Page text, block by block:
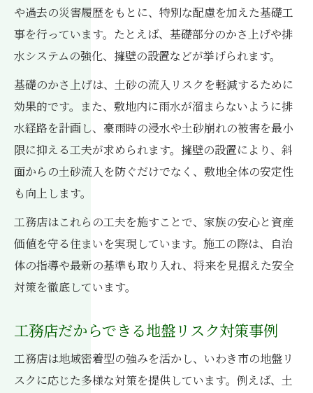
や過去の災害履歴をもとに、特別な配慮を加えた基礎工
事を行っています。たとえば、基礎部分のかさ上げや排
水システムの強化、擁壁の設置などが挙げられます。
基礎のかさ上げは、土砂の流入リスクを軽減するために
効果的です。また、敷地内に雨水が溜まらないように排
水経路を計画し、豪雨時の浸水や土砂崩れの被害を最小
限に抑える工夫が求められます。擁壁の設置により、斜
面からの土砂流入を防ぐだけでなく、敷地全体の安定性
も向上します。
工務店はこれらの工夫を施すことで、家族の安心と資産
価値を守る住まいを実現しています。施工の際は、自治
体の指導や最新の基準も取り入れ、将来を見据えた安全
対策を徹底しています。
工務店だからできる地盤リスク対策事例
工務店は地域密着型の強みを活かし、いわき市の地盤リ
スクに応じた多様な対策を提供しています。例えば、土